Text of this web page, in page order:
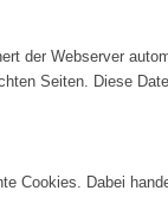
der Webserver
Seiten. Diese
Cookies. Dabei